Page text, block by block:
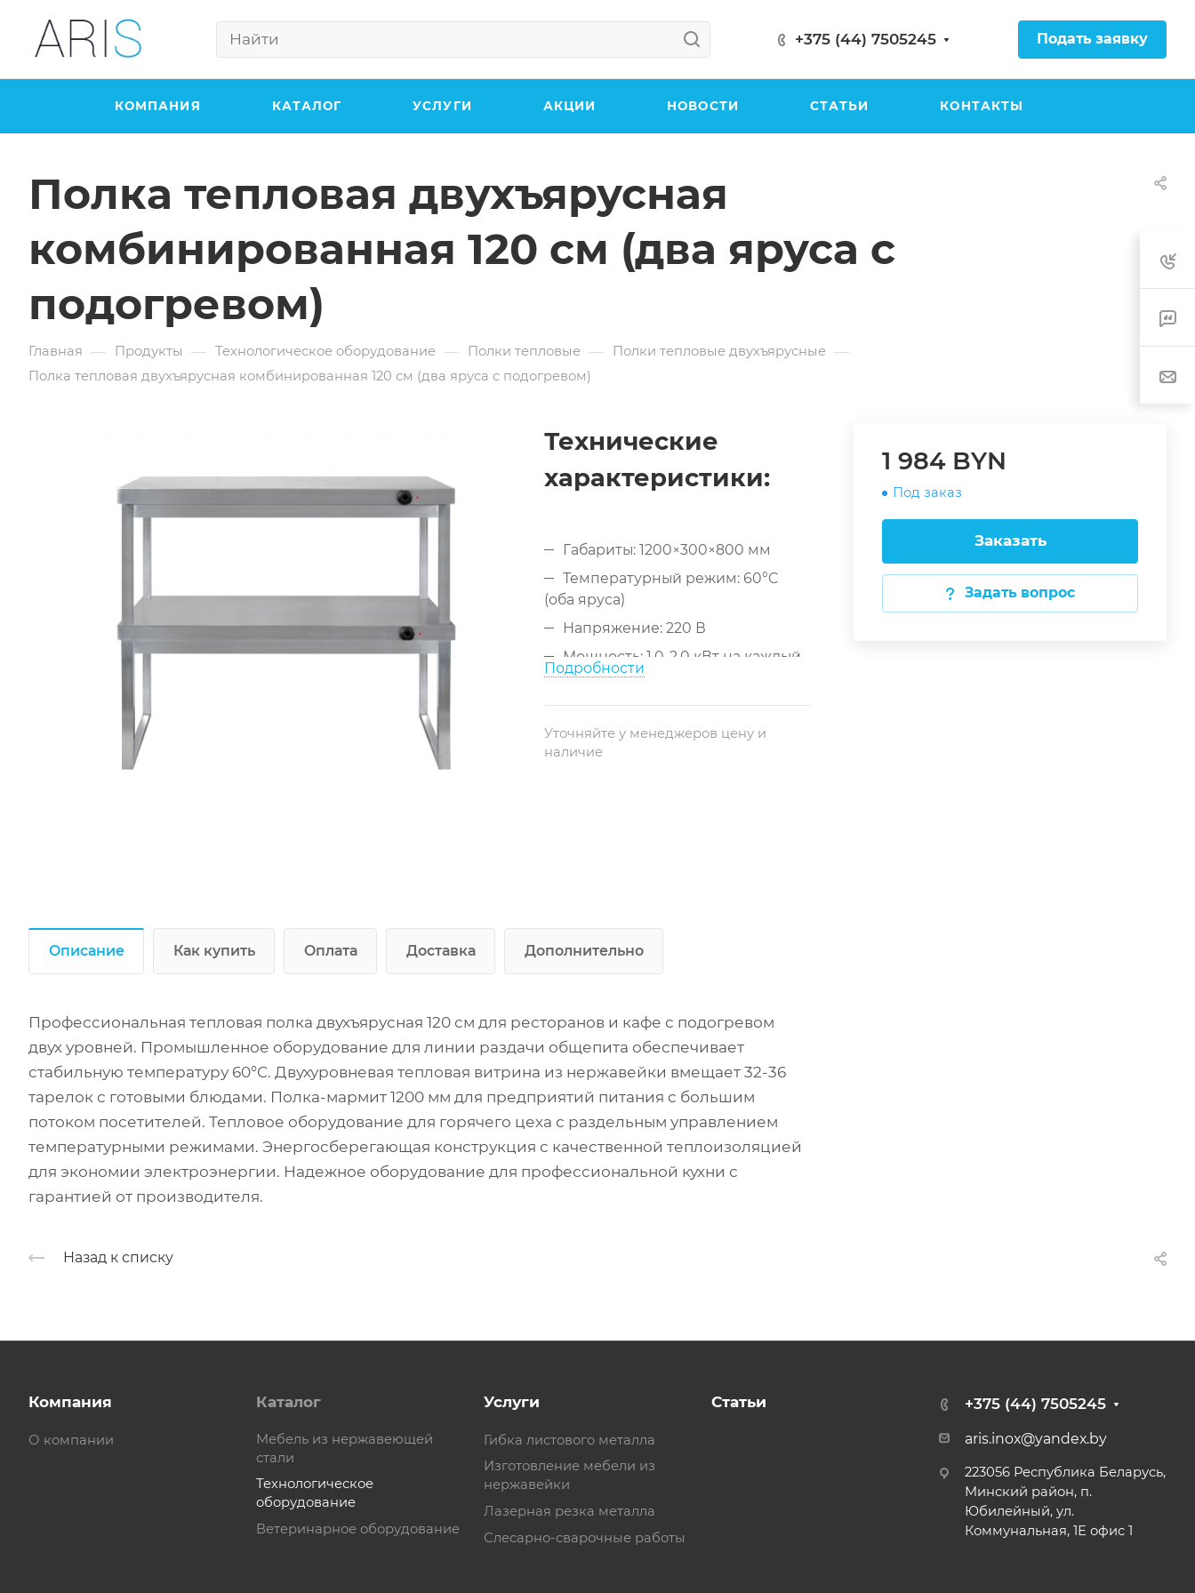
+375 (44) 7505245 Подать заявку
КОМПАНИЯ КАТАЛОГ УСЛУГИ АКЦИИ НОВОСТИ СТАТЬИ КОНТАКТЫ
Полка тепловая двухъярусная
комбинированная 120 см (два яруса с
подогревом)
Главная — Продукты — Технологическое оборудование — Полки тепловые — Полки тепловые двухъярусные —
Полка тепловая двухъярусная комбинированная 120 см (два яруса с подогревом)
1 984 BYN
Под заказ
Заказать
Задать вопрос
Технические
характеристики:
Габариты: 1200×300×800 мм
Температурный режим: 60°C
(оба яруса)
Напряжение: 220 В
Мощность: 1,0-2,0 кВт на каждый
ярус
Материал: нержавеющая сталь
AISI 430
Количество ярусов: 2 (оба с
Подробности
Уточняйте у менеджеров цену и
наличие
Описание Как купить Оплата Доставка Дополнительно
Профессиональная тепловая полка двухъярусная 120 см для ресторанов и кафе с подогревом
двух уровней. Промышленное оборудование для линии раздачи общепита обеспечивает
стабильную температуру 60°C. Двухуровневая тепловая витрина из нержавейки вмещает 32-36
тарелок с готовыми блюдами. Полка-мармит 1200 мм для предприятий питания с большим
потоком посетителей. Тепловое оборудование для горячего цеха с раздельным управлением
температурными режимами. Энергосберегающая конструкция с качественной теплоизоляцией
для экономии электроэнергии. Надежное оборудование для профессиональной кухни с
гарантией от производителя.
Назад к списку
Компания
О компании
Каталог
Мебель из нержавеющей
стали
Технологическое
оборудование
Ветеринарное оборудование
Услуги
Гибка листового металла
Изготовление мебели из
нержавейки
Лазерная резка металла
Слесарно-сварочные работы
Статьи +375 (44) 7505245
aris.inox@yandex.by
223056 Республика Беларусь,
Минский район, п.
Юбилейный, ул.
Коммунальная, 1Е офис 1